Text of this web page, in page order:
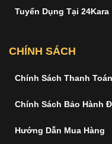
Tuyển Dụng Tại 24Kara
CHÍNH SÁCH
Chính Sách Thanh Toán
Chính Sách Bảo Hành
Hướng Dẫn Mua Hàng